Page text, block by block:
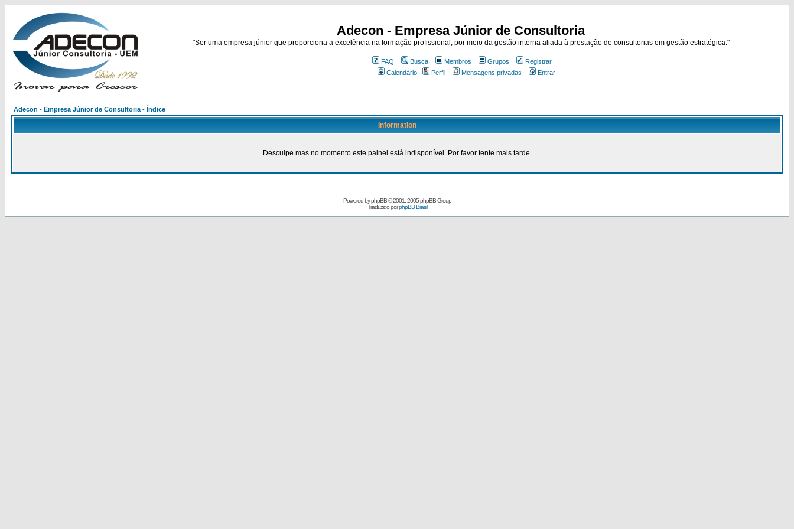
Adecon - Empresa Júnior de Consultoria
"Ser uma empresa júnior que proporciona a excelência na formação profissional, por meio da gestão interna aliada à prestação de consultorias em gestão estratégica."
FAQ Busca Membros Grupos
Registrar
Calendário
Perfil Mensagens privadas Entrar
Adecon - Empresa Júnior de Consultoria - Índice
Information
Desculpe mas no momento este painel está indisponível. Por favor tente mais tarde.
Powered byphpBB© 2001, 2005 phpBB Group
Traduzido porphpBB Brasil